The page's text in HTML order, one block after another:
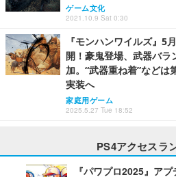
ゲーム文化
2021.10.9 Sat 0:30
『モンハンワイルズ』5
開！豪鬼登場、武器バ
加。“武器重ね着”など
実装へ
家庭用ゲーム
2025.5.27 Tue 18:52
PS4アクセスラ
『パワプロ2025』ア